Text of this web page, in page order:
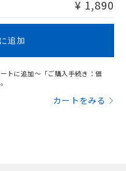
¥ 1,890
追加
トに追加～「ご購入手続き：価
カートをみる